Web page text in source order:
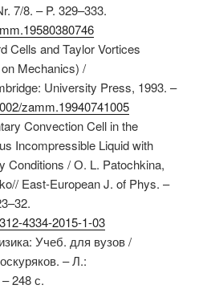
7/8. – P. 329–333.
Cells and Taylor Vortices
Mechanics) /
University Press, 1993. –
zamm.19940741005
Convection Cell in the
Incompressible Liquid with
Conditions / О. L. Patochkina,
East-European J. of Phys. –
4334-2015-1-03
Учеб. для вузов /
– Л.:
248 с.